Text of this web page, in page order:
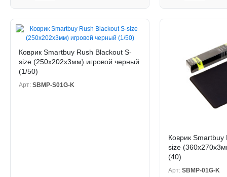
Коврик Smartbuy Rush Blackout S-
size (250х202х3мм) игровой черный
(1/50)
Арт: SBMP-S01G-K
Коврик
size
(40)
Арт: SBMP-01G-K